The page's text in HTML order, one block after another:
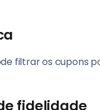
filtrar os cupons
fidelidade